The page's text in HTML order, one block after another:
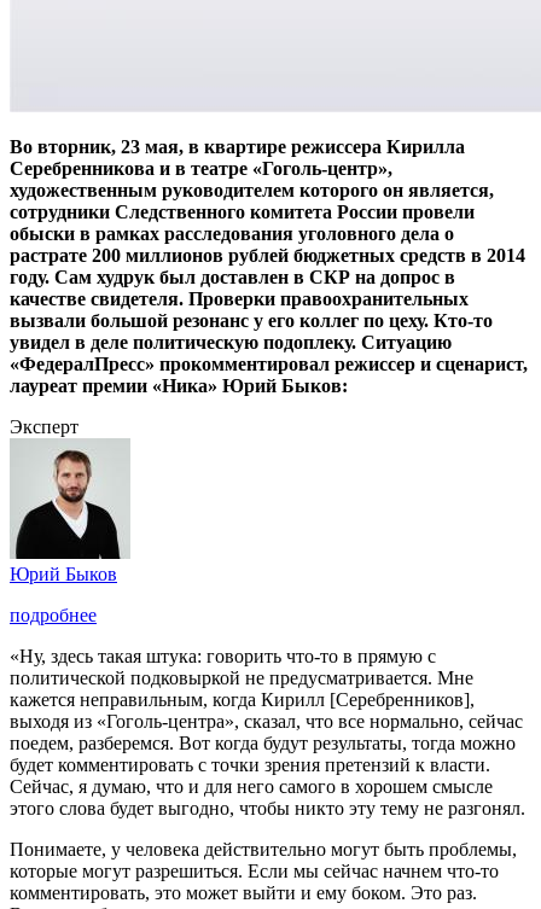
Во вторник, 23 мая, в квартире режиссера Кирилла
Серебренникова и в театре «Гоголь-центр»,
художественным руководителем которого он является,
сотрудники Следственного комитета России провели
обыски в рамках расследования уголовного дела о
растрате 200 миллионов рублей бюджетных средств в 2014
году. Сам худрук был доставлен в СКР на допрос в
качестве свидетеля. Проверки правоохранительных
вызвали большой резонанс у его коллег по цеху. Кто-то
увидел в деле политическую подоплеку. Ситуацию
«ФедералПресс» прокомментировал режиссер и сценарист,
лауреат премии «Ника» Юрий Быков:
Эксперт
Юрий Быков
подробнее
«Ну, здесь такая штука: говорить что-то в прямую с
политической подковыркой не предусматривается. Мне
кажется неправильным, когда Кирилл [Серебренников],
выходя из «Гоголь-центра», сказал, что все нормально, сейчас
поедем, разберемся. Вот когда будут результаты, тогда можно
будет комментировать с точки зрения претензий к власти.
Сейчас, я думаю, что и для него самого в хорошем смысле
этого слова будет выгодно, чтобы никто эту тему не разгонял.
Понимаете, у человека действительно могут быть проблемы,
которые могут разрешиться. Если мы сейчас начнем что-то
комментировать, это может выйти и ему боком. Это раз.